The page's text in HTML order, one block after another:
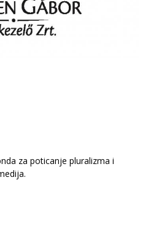
za poticanje pluralizma i